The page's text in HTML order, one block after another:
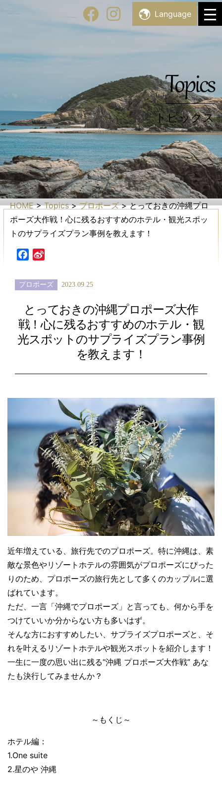
施設・スポット一覧 Language
Topics
トピックス
HOME>Topics>プロポーズ>とっておきの沖縄プロ
ポーズ大作戦！心に残るおすすめのホテル・観光スポッ
トのサプライズプラン事例を教えます！
Facebook
プロポーズ 2023.09.25
とっておきの沖縄プロポーズ大作
戦！心に残るおすすめのホテル・観
光スポットのサプライズプラン事例
を教えます！
近年増えている、旅行先でのプロポーズ。特に沖縄は、素
敵な景色やリゾートホテルの雰囲気がプロポーズにぴった
りのため、プロポーズの旅行先として多くのカップルに選
ばれています。
ただ、一言「沖縄でプロポーズ」と言っても、何から手を
つけていいか分からない方も多いはず。
そんな方におすすめしたい、サプライズプロポーズと、そ
れを叶えるリゾートホテルや観光スポットを紹介します！
一生に一度の思い出に残る“沖縄 プロポーズ大作戦” あな
たも決行してみませんか？
～もくじ～
ホテル編：
1.One suite
2.星のや 沖縄